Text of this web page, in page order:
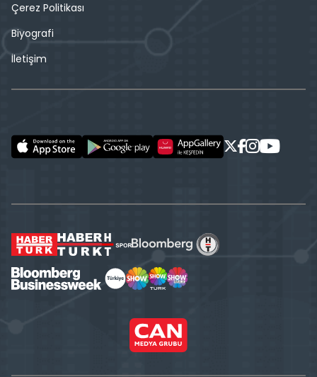
Çerez Politikası
Biyografi
İletişim